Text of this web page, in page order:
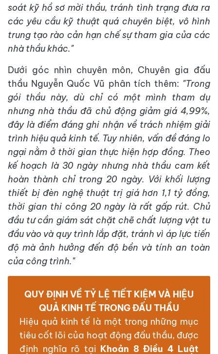
soát kỹ hồ sơ mời thầu, tránh tình trạng đưa ra
các yêu cầu kỹ thuật quá chuyên biệt, vô hình
trung tạo rào cản hạn chế sự tham gia của các
nhà thầu khác."
Dưới góc nhìn chuyên môn, Chuyên gia đấu
thầu Nguyễn Quốc Vũ phân tích thêm: "Trong
gói thầu này, dù chỉ có một mình tham dự
nhưng nhà thầu đã chủ động giảm giá 4,99%,
đây là điểm đáng ghi nhận về trách nhiệm giải
trình hiệu quả kinh tế. Tuy nhiên, vấn đề đáng lo
ngại nằm ở thời gian thực hiện hợp đồng. Theo
kế hoạch là 30 ngày nhưng nhà thầu cam kết
hoàn thành chỉ trong 20 ngày. Với khối lượng
thiết bị đèn nghệ thuật trị giá hơn 1,1 tỷ đồng,
thời gian thi công 20 ngày là rất gấp rút. Chủ
đầu tư cần giám sát chặt chẽ chất lượng vật tư
đầu vào và quy trình lắp đặt, tránh vì áp lực tiến
độ mà ảnh hưởng đến độ bền và tính an toàn
của công trình."
QUY ĐỊNH VỀ TỶ LỆ TIẾT KIỆM VÀ HIỆU
QUẢ KINH TẾ TRONG ĐẤU THẦU
Hiệu quả kinh tế là một trong những mục
tiêu cốt lõi của hoạt động đấu thầu, được
định nghĩa rõ tại Khoản 8 Điều 4 Luật